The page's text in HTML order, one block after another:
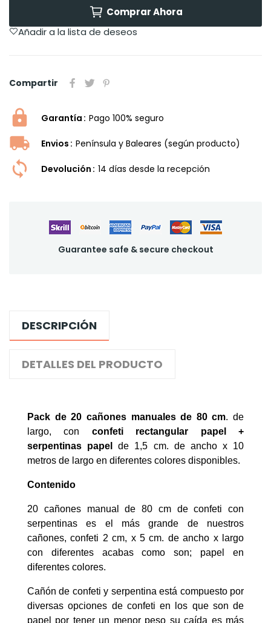
Comprar Ahora
Añadir a la lista de deseos
Compartir
Garantía Pago 100% seguro
Envios Península y Baleares (según producto)
Devolución 14 dí­as desde la recepción
Guarantee safe & secure checkout
DESCRIPCIÓN
DETALLES DEL PRODUCTO
Pack de 20 cañones manuales de 80 cm. de
largo, con confeti rectangular papel +
serpentinas papel
de 1,5 cm. de ancho x 10
metros de largo en diferentes colores disponibles.
Contenido
20 cañones manual de 80 cm de confeti con
serpentinas es el más grande de nuestros
cañones, confeti 2 cm, x 5 cm. de ancho x largo
con diferentes acabas como son; papel en
diferentes colores.
Cañón de confeti y serpentina está compuesto por
diversas opciones de confeti en los que son de
papel por tener un menor peso su caída es más